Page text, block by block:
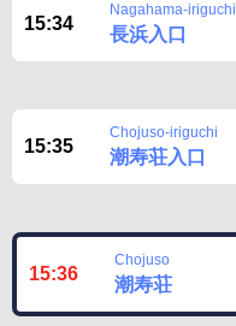
15:34
Nagahama-iriguchi
長浜入口
15:35
Chojuso-iriguchi
潮寿荘入口
15:36
Chojuso
潮寿荘